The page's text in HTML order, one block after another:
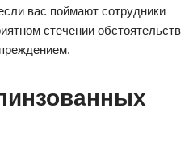
вас поймают сотрудники
стечении обстоятельств